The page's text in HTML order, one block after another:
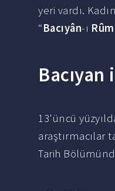
yeri vardı.
“Bacıyân-ı Rûm
13'üncü
araştırmacılar
Tarih